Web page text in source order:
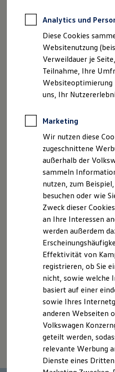
Autokredit mit
Versicherungen und
Kfz-
Garantien
Wartungsverträge
Geschäftskunden
Professional
Großkunden
Behörden
Anpfiff zum Gewinn
Elektroautos
ID. Tutorials
Reichweite
Reichweite der
Reichweite im
Laden
Laden
Laden Zuhause
Batterie
Sicherheit
Garantie und
Nachhaltigkeit
Technologie
Kosten und Kauf
Verbrauchskosten
Kaufoptionen
E-Auto-
Software und
Die ID. Software
ID. Software
Digitale Extras
Schnittstellen
Probefahrt
Fahrzeugangebot
Servicetermin buchen
Serviceanfrage
Analytics und
Diese Cookies
Websitenutzung
Verweildauer je
Teilnahme, Ihre
Websiteoptimierung
uns, Ihr
Marketing
Wir nutzen diese
zugeschnittene
außerhalb der
sammeln
nutzen, zum
besuchen oder wie
Zweck dieser
an Ihre Interessen
werden außerdem
Effektivität von
registrieren, ob Sie
nicht, sowie welche
basiert auf einer
sowie Ihres
anderen Webseiten
Volkswagen
geteilt werden,
relevante Werbung
Dienste eines